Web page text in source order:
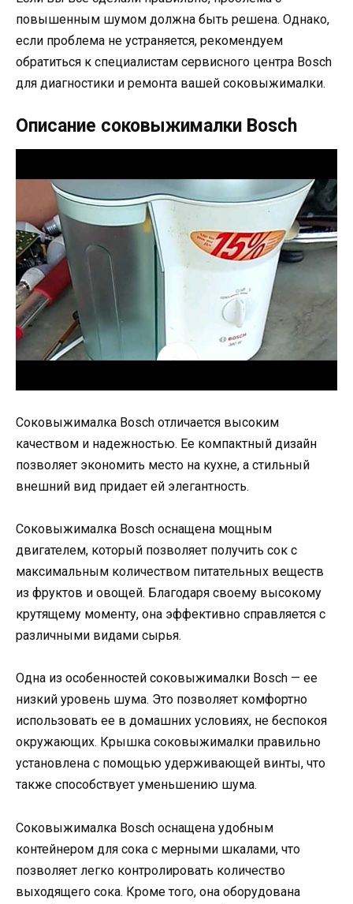
повышенным шумом должна быть решена. Однако,
если проблема не устраняется, рекомендуем
обратиться к специалистам сервисного центра Bosch
для диагностики и ремонта вашей соковыжималки.
Описание соковыжималки Bosch
Соковыжималка Bosch отличается высоким
качеством и надежностью. Ее компактный дизайн
позволяет экономить место на кухне, а стильный
внешний вид придает ей элегантность.
Соковыжималка Bosch оснащена мощным
двигателем, который позволяет получить сок с
максимальным количеством питательных веществ
из фруктов и овощей. Благодаря своему высокому
крутящему моменту, она эффективно справляется с
различными видами сырья.
Одна из особенностей соковыжималки Bosch — ее
низкий уровень шума. Это позволяет комфортно
использовать ее в домашних условиях, не беспокоя
окружающих. Крышка соковыжималки правильно
установлена с помощью удерживающей винты, что
также способствует уменьшению шума.
Соковыжималка Bosch оснащена удобным
контейнером для сока с мерными шкалами, что
позволяет легко контролировать количество
выходящего сока. Кроме того, она оборудована